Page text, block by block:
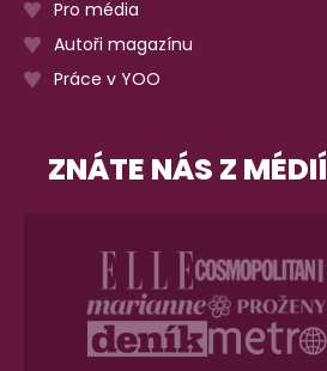
Pro média
Autoři magazínu
Práce v YOO
ZNÁTE NÁS Z MÉDIÍ